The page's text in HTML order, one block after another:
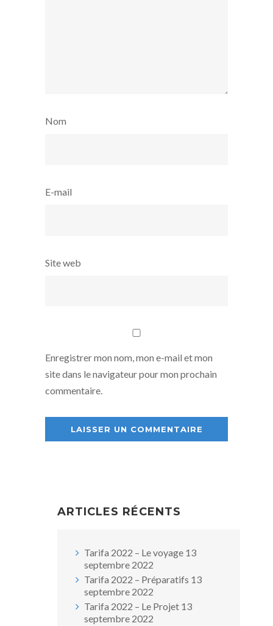
Nom
E-mail
Site web
Enregistrer mon nom, mon e-mail et mon
site dans le navigateur pour mon prochain
commentaire.
ARTICLES RÉCENTS
Tarifa 2022 – Le voyage 13
septembre 2022
Tarifa 2022 – Préparatifs 13
septembre 2022
Tarifa 2022 – Le Projet 13
septembre 2022